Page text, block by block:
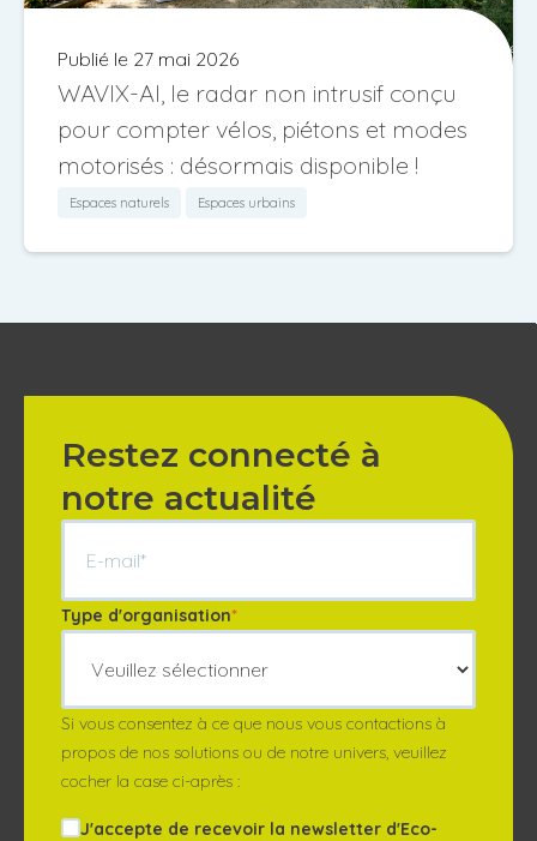
Publié le 27 mai 2026
WAVIX-AI, le radar non intrusif conçu
pour compter vélos, piétons et modes
motorisés : désormais disponible !
Espaces naturels Espaces urbains
Restez connecté à
notre actualité
Type d'organisation*
Si vous consentez à ce que nous vous contactions à
propos de nos solutions ou de notre univers, veuillez
cocher la case ci-après :
J'accepte de recevoir la newsletter d'Eco-